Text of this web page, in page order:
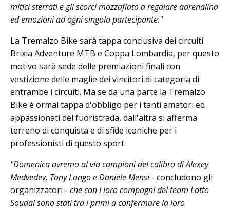
mitici sterrati e gli scorci mozzafiato a regalare adrenalina
ed emozioni ad ogni singolo partecipante."
La Tremalzo Bike sarà tappa conclusiva dei circuiti
Brixia Adventure MTB e Coppa Lombardia, per questo
motivo sarà sede delle premiazioni finali con
vestizione delle maglie dei vincitori di categoria di
entrambe i circuiti. Ma se da una parte la Tremalzo
Bike è ormai tappa d'obbligo per i tanti amatori ed
appassionati del fuoristrada, dall'altra si afferma
terreno di conquista e di sfide iconiche per i
professionisti di questo sport.
"Domenica avremo al via campioni del calibro di Alexey
Medvedev, Tony Longo e Daniele Mensi- concludono gli
organizzatori - che con i loro compagni del team Lotto
Soudal sono stati tra i primi a confermare la loro